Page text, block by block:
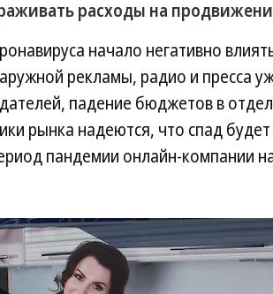
расходы на
начало негативно
рекламы, радио и пресса
падение бюджетов в
рынка надеются, что спад
пандемии онлайн-компании